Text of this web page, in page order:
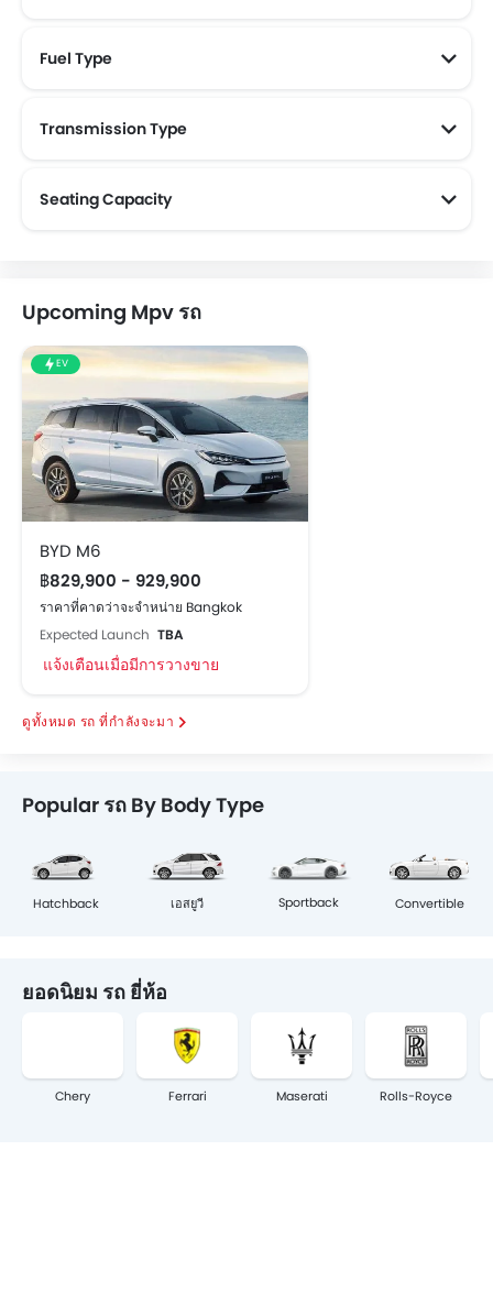
Fuel Type
Transmission Type
Seating Capacity
Upcoming Mpv รถ
EV
BYD M6
฿829,900 - 929,900
ราคาที่คาดว่าจะจำหน่าย Bangkok
Expected Launch TBA
แจ้งเตือนเมื่อมีการวางขาย
รถ ที่กำลังจะมา
Popular รถ By Body Type
Hatchback เอสยูวี Sportback Convertible
ยอดนิยม รถ ยี่ห้อ
Chery Ferrari Maserati Rolls-Royce